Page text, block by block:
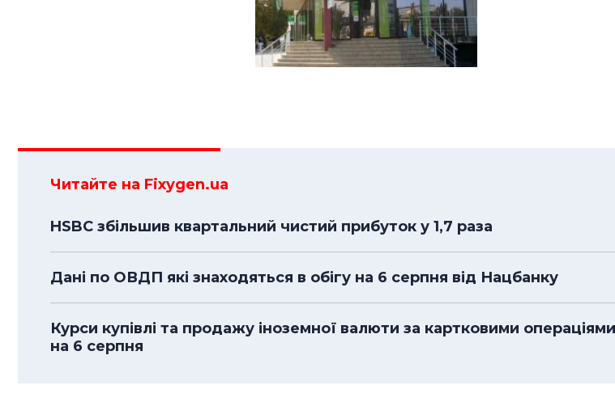
Читайте на Fixygen.ua
HSBC збільшив квартальний чистий прибуток у 1,7 раза
Дані по ОВДП які знаходяться в обігу на 6 серпня від Нацбанку
Курси купівлі та продажу іноземної валюти за картковими операціями
на 6 серпня